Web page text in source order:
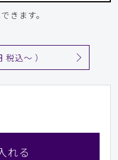
​3
きます。
込〜 ）
れる